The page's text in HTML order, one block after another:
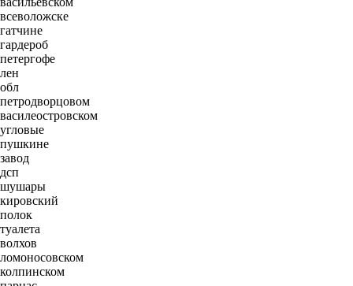
всеволожске
гатчине
гардероб
петергофе
лен
обл
петродворцовом
василеостровском
угловые
пушкине
завод
дсп
шушары
кировский
полок
туалета
волхов
ломоносовском
колпинском